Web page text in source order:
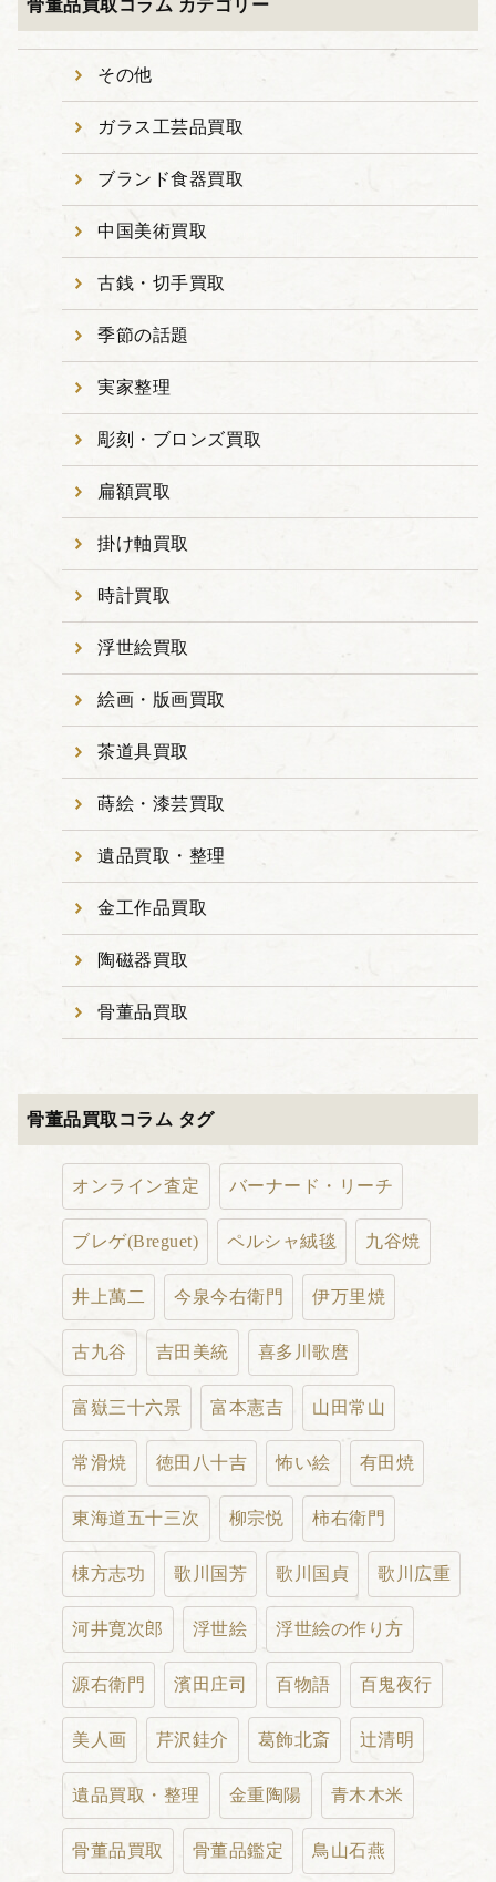
骨董品買取コラム カテゴリー
その他
ガラス工芸品買取
ブランド食器買取
中国美術買取
古銭・切手買取
季節の話題
実家整理
彫刻・ブロンズ買取
扁額買取
掛け軸買取
時計買取
浮世絵買取
絵画・版画買取
茶道具買取
蒔絵・漆芸買取
遺品買取・整理
金工作品買取
陶磁器買取
骨董品買取
骨董品買取コラム タグ
オンライン査定 バーナード・リーチ
ブレゲ(Breguet) ペルシャ絨毯 九谷焼
井上萬二 今泉今右衛門 伊万里焼
古九谷 吉田美統 喜多川歌麿
富嶽三十六景 富本憲吉 山田常山
常滑焼 徳田八十吉 怖い絵 有田焼
東海道五十三次 柳宗悦 柿右衛門
棟方志功 歌川国芳 歌川国貞 歌川広重
河井寛次郎 浮世絵 浮世絵の作り方
源右衛門 濱田庄司 百物語 百鬼夜行
美人画 芹沢銈介 葛飾北斎 辻清明
遺品買取・整理 金重陶陽 青木木米
骨董品買取 骨董品鑑定 鳥山石燕